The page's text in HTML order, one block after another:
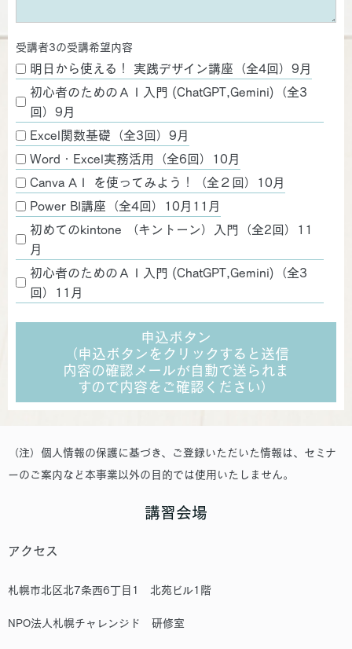
受講者3の受講希望内容
明日から使える！ 実践デザイン講座（全4回）9月
初心者のためのＡＩ入門 (ChatGPT,Gemini)（全3
回）9月
Excel関数基礎（全3回）9月
Word・Excel実務活用（全6回）10月
Canva AＩ を使ってみよう！（全２回）10月
Power BI講座（全4回）10月11月
初めてのkintone （キントーン）入門（全2回）11
月
初心者のためのＡＩ入門 (ChatGPT,Gemini)（全3
回）11月
申込ボタン
（申込ボタンをクリックすると送信
内容の確認メールが自動で送られま
すので内容をご確認ください）
（注）個人情報の保護に基づき、ご登録いただいた情報は、セミナ
ーのご案内など本事業以外の目的では使用いたしません。
講習会場
アクセス
札幌市北区北7条西6丁目1 北苑ビル1階
NPO法人札幌チャレンジド 研修室